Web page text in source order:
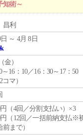
知術～
利
～ 4月 8日
金）
～16：10／16：30～17：50
コマ）
円（4回／分割支払い）×3
円（12回／一括前納支払※
まで）